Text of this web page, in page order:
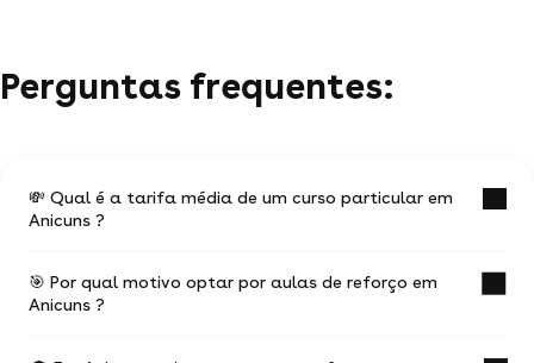
Perguntas frequentes:
💸 Qual é a tarifa média de um curso particular em
Anicuns ?
O valor médio de uma aula particular
em Anicuns é de R$ 54.
🎯 Por qual motivo optar por aulas de reforço em
Anicuns ?